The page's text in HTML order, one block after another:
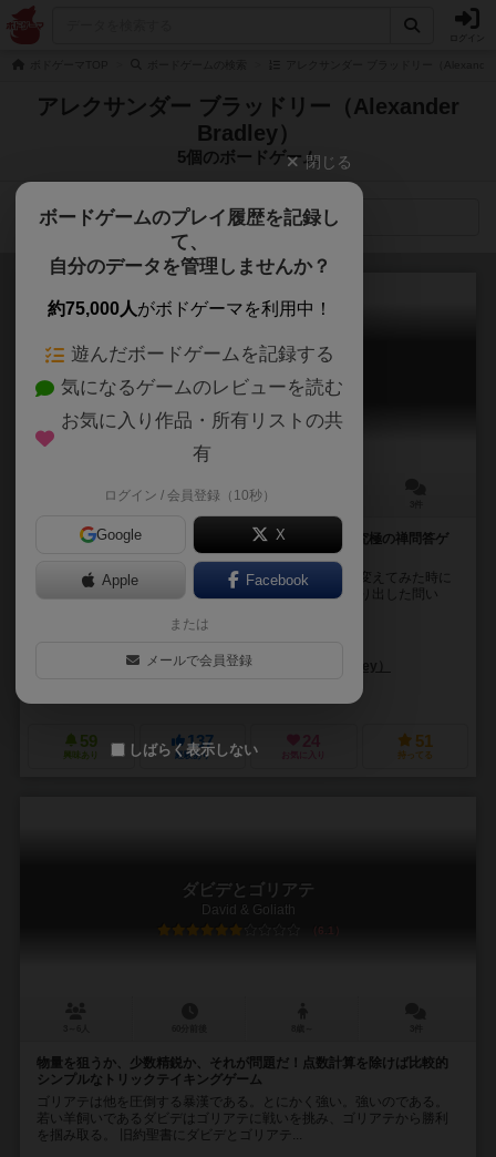
アレクサンダー ブラッドリー（Alexander
Bradley）
5個のボードゲーム
検索メニュー
ゼンドー
Zendo
60分前後
禅の弟子となって師匠の作り出した法則を読み解け！究極の禅問答ゲ
禅問答は分かるようでわからない・・・ でも、視点を変えてみた時に
初めて「気づき」を得ることができる。 禅の師匠が繰り出した問い
アレクサンダー・ブラッドリー（Alexander Bradley）
59
興味あり
137
経験あり
24
お気に入り
51
持ってる
ダビデとゴリアテ
David & Goliath
6.1
物量を狙うか、少数精鋭か、それが問題だ！点数計算を除けば比較的
シンプルなトリックテイキングゲーム
ゴリアテは他を圧倒する暴漢である。とにかく強い。強いのである。
若い羊飼いであるダビデはゴリアテに戦いを挑み、ゴリアテから勝利
を掴み取る。 旧約聖書にダビデとゴリアテ...
閉じる
ボードゲームのプレイ履歴を記録し
て、
自分のデータを管理しませんか？
約75,000人がボドゲーマを利用中！
遊んだボードゲームを記録する
気になるゲームのレビューを読む
お気に入り作品・所有リストの共
有
ログイン / 会員登録（10秒）
Google X
Apple Facebook
または
メールで会員登録
しばらく表示しない